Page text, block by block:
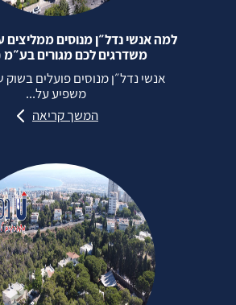
למה אנשי נדל״ן מנוסים ממליצים
משדרגים לכם מגורים בע״מ
אנשי נדל״ן מנוסים פועלים
משפיע על...
המשך קריאה